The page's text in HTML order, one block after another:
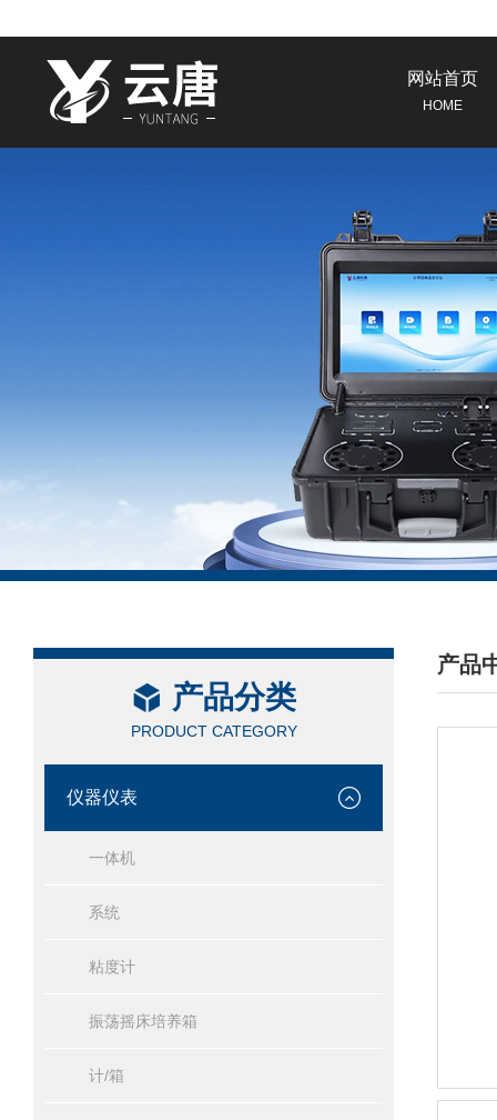
网站首页
HOME
产品分类
PRODUCT CATEGORY
仪器仪表
一体机
系统
粘度计
振荡摇床培养箱
计/箱
产品
/